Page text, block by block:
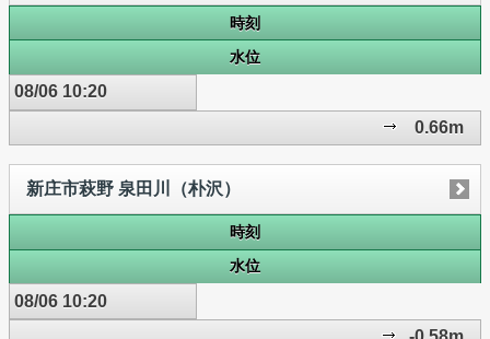
時刻
水位
08/06 10:20
0.66m
新庄市萩野 泉田川（朴沢）
時刻
水位
08/06 10:20